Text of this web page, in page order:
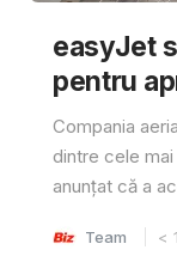
easyJet
pentru
Compania
dintre cele
anunțat că a
Team < 1